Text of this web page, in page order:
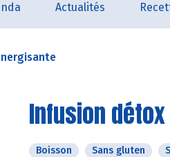
Actualités
Infusion
Boisson Sans gluten